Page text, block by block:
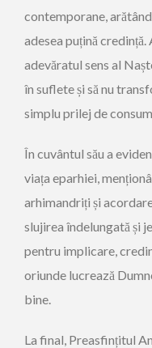
contemporane,
adesea puțină
adevăratul sens al
în suflete și să nu
simplu prilej de
În cuvântul său a
viața eparhiei,
arhimandriți și
slujirea îndelungată și
pentru implicare,
oriunde lucrează
bine.
La final, Preasfințitul